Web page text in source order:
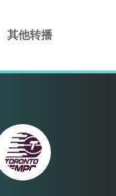
其他转播